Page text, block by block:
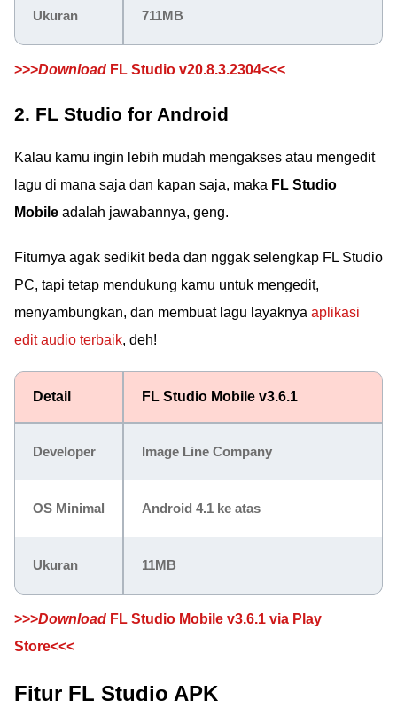
Ukuran 711MB
>>>Download FL Studio v20.8.3.2304<<<
2. FL Studio for Android
Kalau kamu ingin lebih mudah mengakses atau mengedit
lagu di mana saja dan kapan saja, maka FL Studio
Mobile adalah jawabannya, geng.
Fiturnya agak sedikit beda dan nggak selengkap FL Studio
PC, tapi tetap mendukung kamu untuk mengedit,
menyambungkan, dan membuat lagu layaknya aplikasi
edit audio terbaik, deh!
Detail FL Studio Mobile v3.6.1
Developer Image Line Company
OS Minimal Android 4.1 ke atas
Ukuran 11MB
>>>Download FL Studio Mobile v3.6.1 via Play
Store<<<
Fitur FL Studio APK